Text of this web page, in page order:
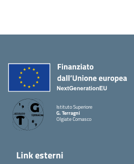
Istituto Superiore
G. Terragni
Olgiate Comasco
Link esterni